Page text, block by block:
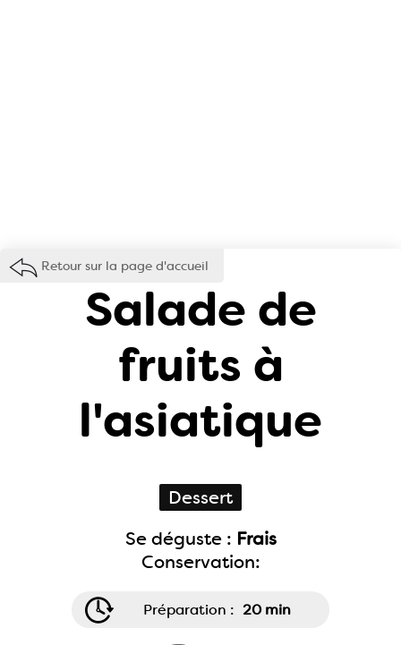
Retour sur la page d'accueil
Salade de
fruits à
l'asiatique
Dessert
Se déguste : Frais
Conservation:
Préparation : 20 min